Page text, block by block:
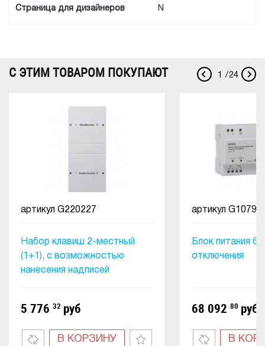
Cтраница для дизайнеров N
С ЭТИМ ТОВАРОМ ПОКУПАЮТ / 24
Набор клавиш 2-местный
(1+1), с возможностью
нанесения надписей
артикул G220227
5 776 32 руб
В КОРЗИНУ
Блок питания
отключения
артикул
68 092 80 руб
В
1